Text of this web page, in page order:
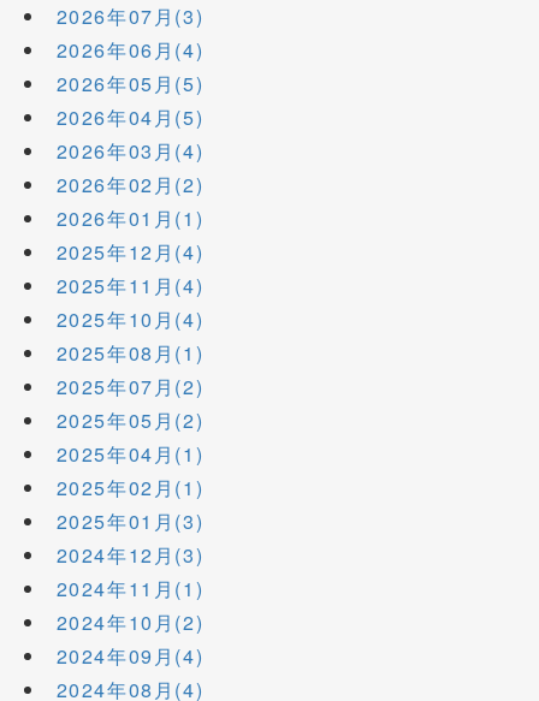
2026年07月(3)
2026年06月(4)
2026年05月(5)
2026年04月(5)
2026年03月(4)
2026年02月(2)
2026年01月(1)
2025年12月(4)
2025年11月(4)
2025年10月(4)
2025年08月(1)
2025年07月(2)
2025年05月(2)
2025年04月(1)
2025年02月(1)
2025年01月(3)
2024年12月(3)
2024年11月(1)
2024年10月(2)
2024年09月(4)
2024年08月(4)